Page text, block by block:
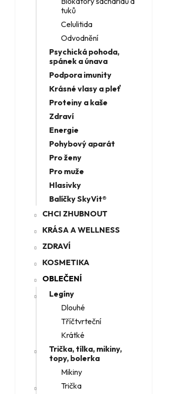
tuků
Celulitida
Odvodnění
Psychická pohoda,
spánek a únava
Podpora imunity
Krásné vlasy a pleť
Proteiny a kaše
Zdraví
Energie
Pohybový aparát
Pro ženy
Pro muže
Hlasivky
Balíčky SkyVit®
CHCI ZHUBNOUT
KRÁSA A WELLNESS
ZDRAVÍ
KOSMETIKA
OBLEČENÍ
Legíny
Dlouhé
Tříčtvrteční
Krátké
Trička, tílka, mikiny,
topy, bolerka
Mikiny
Trička